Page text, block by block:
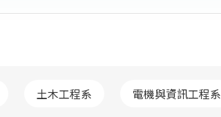
土木工程系 電機與資訊工程系